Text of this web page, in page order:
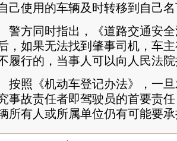
己使用的车辆及时转移到自己
方同时指出，《道路交通安全
，如果无法找到肇事司机，车
履行的，当事人可以向人民法
照《机动车登记办法》，一旦
事故责任者即驾驶员的首要责
所有人或所属单位仍有可能要